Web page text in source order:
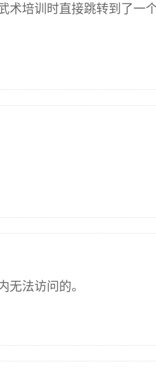
术培训时直接跳转到了一
无法访问的。